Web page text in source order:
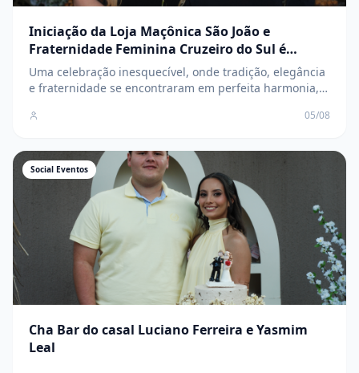
Iniciação da Loja Maçônica São João e
Fraternidade Feminina Cruzeiro do Sul é
marcada por elegância, tradição e
confraternização
Uma celebração inesquecível, onde tradição, elegância
e fraternidade se encontraram em perfeita harmonia,
caminhada para os novos membros
05/08
Social Eventos
Cha Bar do casal Luciano Ferreira e Yasmim
Leal